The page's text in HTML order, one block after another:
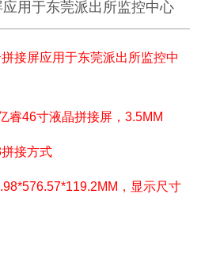
用于东莞派出所监控中心
接屏应用于东莞派出所监控中
睿46寸液晶拼接屏，3.5MM
接方式
，显示尺寸